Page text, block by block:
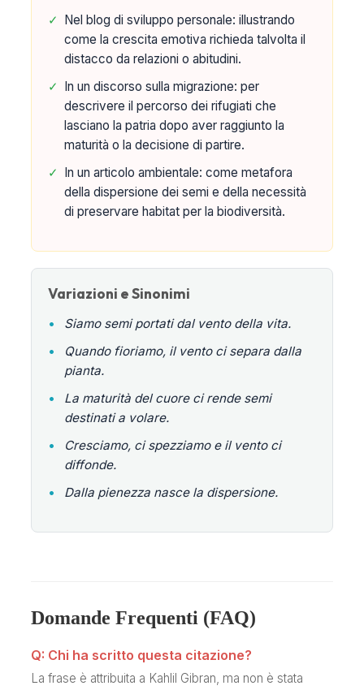
✓ Nel blog di sviluppo personale: illustrando
come la crescita emotiva richieda talvolta il
distacco da relazioni o abitudini.
✓ In un discorso sulla migrazione: per
descrivere il percorso dei rifugiati che
lasciano la patria dopo aver raggiunto la
maturità o la decisione di partire.
✓ In un articolo ambientale: come metafora
della dispersione dei semi e della necessità
di preservare habitat per la biodiversità.
Variazioni e Sinonimi
•
Siamo semi portati dal vento della vita.
•
Quando fioriamo, il vento ci separa dalla
pianta.
•
La maturità del cuore ci rende semi
destinati a volare.
•
Cresciamo, ci spezziamo e il vento ci
diffonde.
•
Dalla pienezza nasce la dispersione.
Domande Frequenti (FAQ)
Q: Chi ha scritto questa citazione?
La frase è attribuita a Kahlil Gibran, ma non è stata